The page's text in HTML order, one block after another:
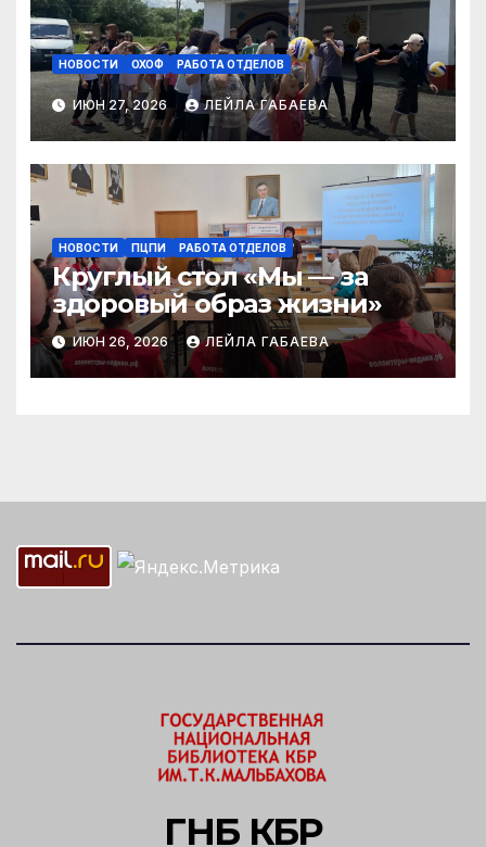
НОВОСТИ ОХОФ РАБОТА ОТДЕЛОВ
ИЮН 27, 2026 ЛЕЙЛА ГАБАЕВА
НОВОСТИ ПЦПИ РАБОТА ОТДЕЛОВ
Круглый стол «Мы — за
здоровый образ жизни»
ИЮН 26, 2026 ЛЕЙЛА ГАБАЕВА
ГНБ КБР